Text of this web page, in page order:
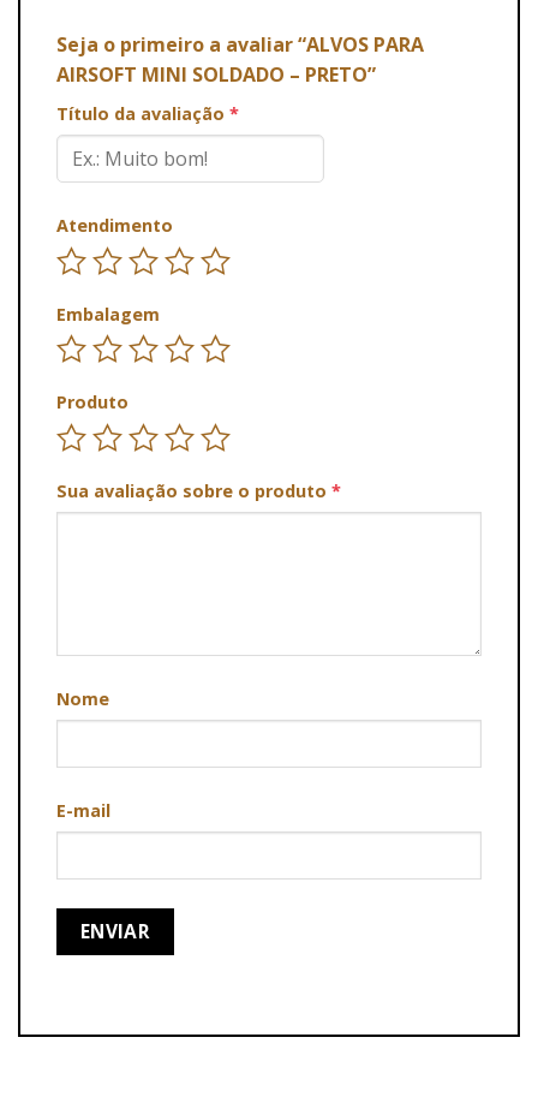
Seja o primeiro a avaliar “ALVOS PARA
AIRSOFT MINI SOLDADO – PRETO”
Título da avaliação *
Atendimento
Embalagem
Produto
Sua avaliação sobre o produto *
Nome
E-mail